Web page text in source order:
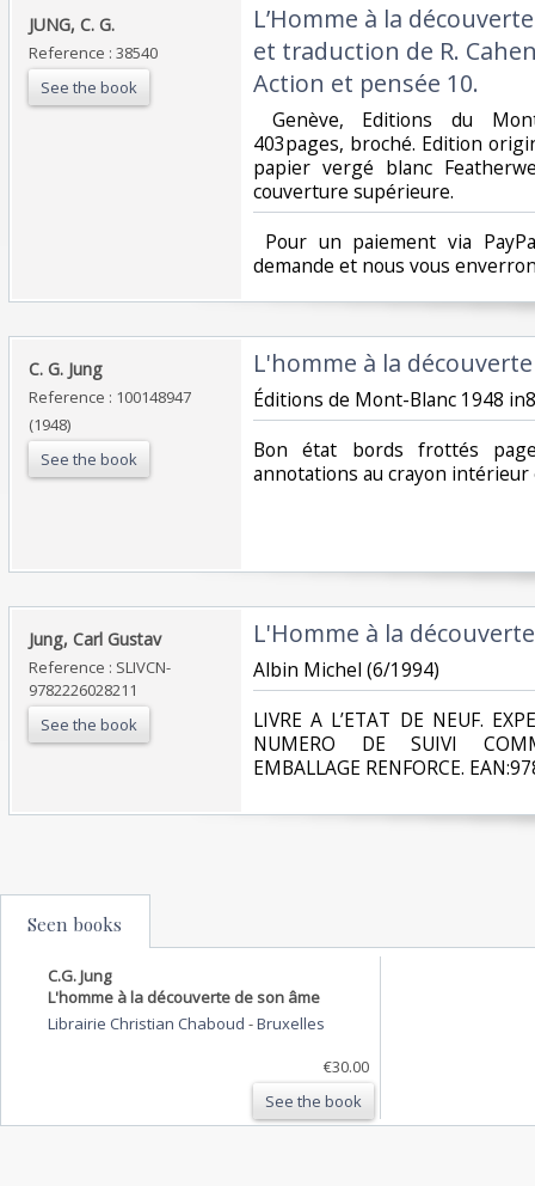
‎JUNG, C. G.‎
Reference : 38540
See the book
‎L’Homme à la
et traduction de R.
Action et pensée 10.‎
Genève, Editions du
403pages, broché. Edition
papier vergé blanc
couverture supérieure. ‎
Pour un paiement via
demande et nous vous
‎C. G. Jung‎
Reference : 100148947
(1948)
See the book
‎L'homme à la
‎Éditions de Mont-Blanc 1948
‎Bon état bords frottés
annotations au crayon
‎Jung, Carl Gustav‎
Reference : SLIVCN-
9782226028211
See the book
‎L'Homme à la
‎Albin Michel (6/1994)‎
‎LIVRE A L’ETAT DE NEUF.
NUMERO DE SUIVI
EMBALLAGE RENFORCE.
Seen books
C.G. Jung
L'homme à la découverte de son âme
Librairie Christian Chaboud -Bruxelles
€30.00
See the book